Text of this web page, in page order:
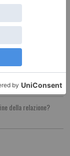
si vede meglio
della relazione?